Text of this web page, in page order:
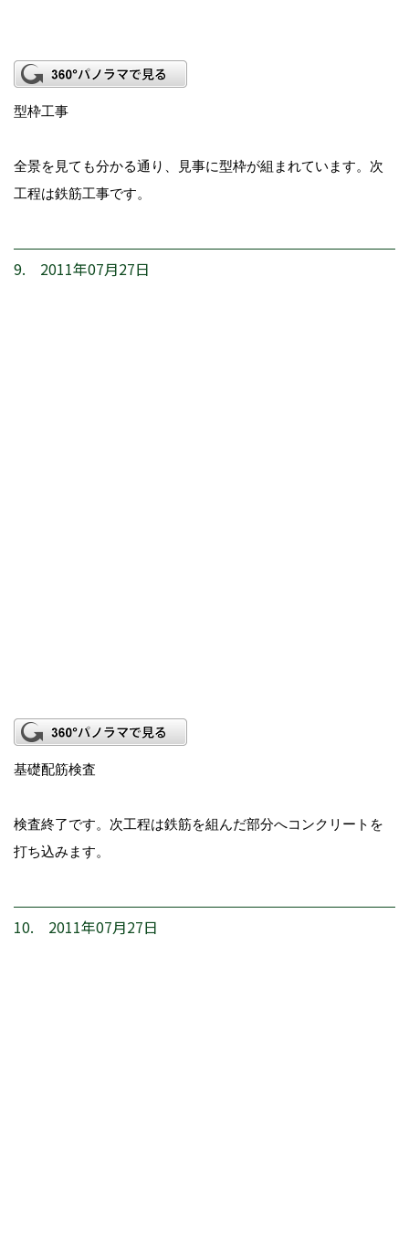
型枠工事
全景を見ても分かる通り、見事に型枠が組まれています。次
工程は鉄筋工事です。
9. 2011年07月27日
基礎配筋検査
検査終了です。次工程は鉄筋を組んだ部分へコンクリートを
打ち込みます。
10. 2011年07月27日